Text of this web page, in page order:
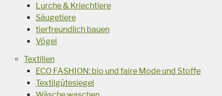
Lurche & Kriechtiere
Säugetiere
tierfreundlich bauen
Vögel
Textilien
ECO FASHION: bio und faire Mode und Stoffe
Textilgütesiegel